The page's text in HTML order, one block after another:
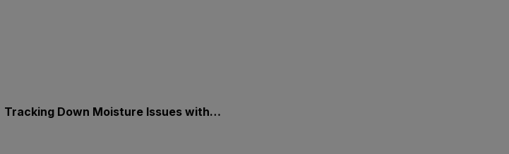
Tracking Down Moisture Issues with Jason Cameron & FLIR ONE